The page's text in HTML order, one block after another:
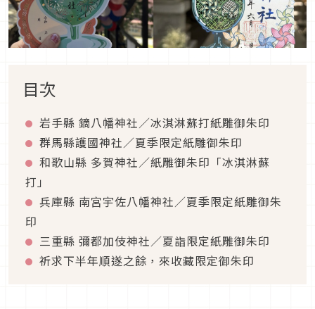
目次
岩手縣 鏑八幡神社／冰淇淋蘇打紙雕御朱印
群馬縣護國神社／夏季限定紙雕御朱印
和歌山縣 多賀神社／紙雕御朱印「冰淇淋蘇
打」
兵庫縣 南宮宇佐八幡神社／夏季限定紙雕御朱
印
三重縣 彌都加伎神社／夏詣限定紙雕御朱印
祈求下半年順遂之餘，來收藏限定御朱印